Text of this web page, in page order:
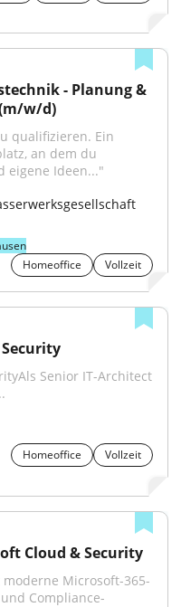
- Planung &
w/d)
an dem du
eigene Ideen..."
Homeoffice
Vollzeit
Senior IT-Architect
Homeoffice
Vollzeit
Cloud & Security
Microsoft-365-
Compliance-